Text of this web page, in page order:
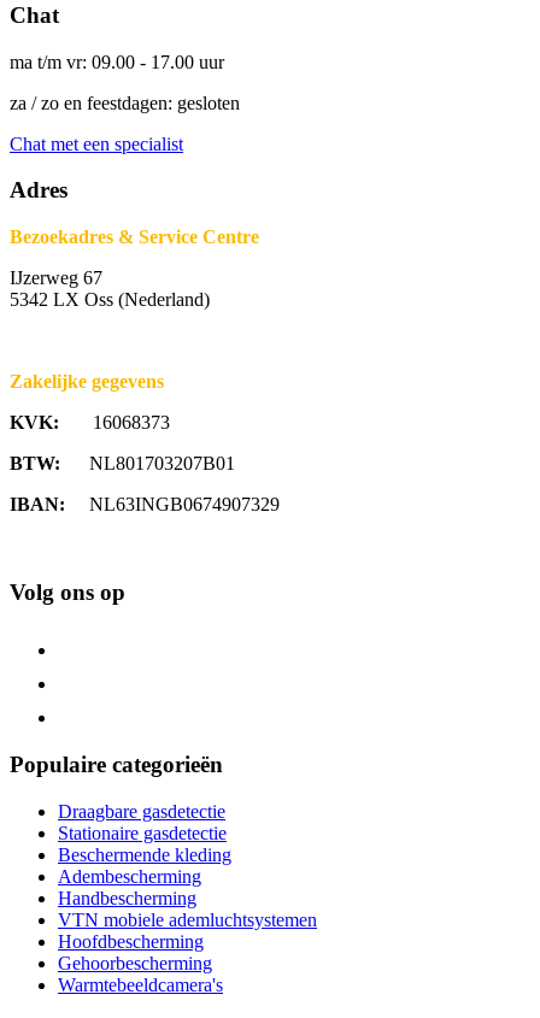
Chat
ma t/m vr: 09.00 - 17.00 uur
za / zo en feestdagen: gesloten
Chat met een specialist
Adres
Bezoekadres & Service Centre
IJzerweg 67
5342 LX Oss (Nederland)
Zakelijke gegevens
KVK: 16068373
BTW: NL801703207B01
IBAN: NL63INGB0674907329
Volg ons op
Populaire categorieën
Draagbare gasdetectie
Stationaire gasdetectie
Beschermende kleding
Adembescherming
Handbescherming
VTN mobiele ademluchtsystemen
Hoofdbescherming
Gehoorbescherming
Warmtebeeldcamera's